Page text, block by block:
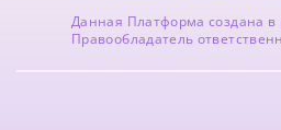
Данная Платформа создана в
Правообладатель